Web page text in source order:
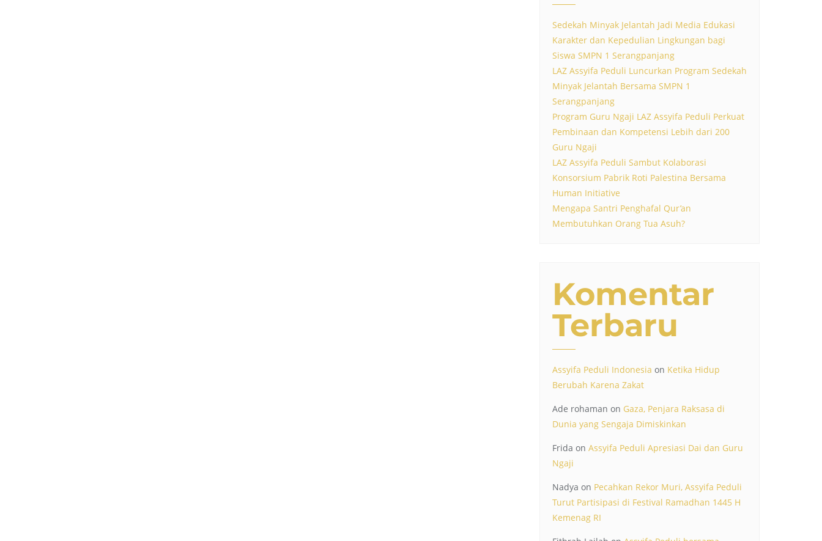
Sedekah Minyak Jelantah Jadi Media Edukasi
Karakter dan Kepedulian Lingkungan bagi
Siswa SMPN 1 Serangpanjang
LAZ Assyifa Peduli Luncurkan Program Sedekah
Minyak Jelantah Bersama SMPN 1
Serangpanjang
Program Guru Ngaji LAZ Assyifa Peduli Perkuat
Pembinaan dan Kompetensi Lebih dari 200
Guru Ngaji
LAZ Assyifa Peduli Sambut Kolaborasi
Konsorsium Pabrik Roti Palestina Bersama
Human Initiative
Mengapa Santri Penghafal Qur’an
Membutuhkan Orang Tua Asuh?
Komentar
Terbaru
Assyifa Peduli Indonesia on Ketika Hidup
Berubah Karena Zakat
Ade rohaman on Gaza, Penjara Raksasa di
Dunia yang Sengaja Dimiskinkan
Frida on Assyifa Peduli Apresiasi Dai dan Guru
Ngaji
Nadya on Pecahkan Rekor Muri, Assyifa Peduli
Turut Partisipasi di Festival Ramadhan 1445 H
Kemenag RI